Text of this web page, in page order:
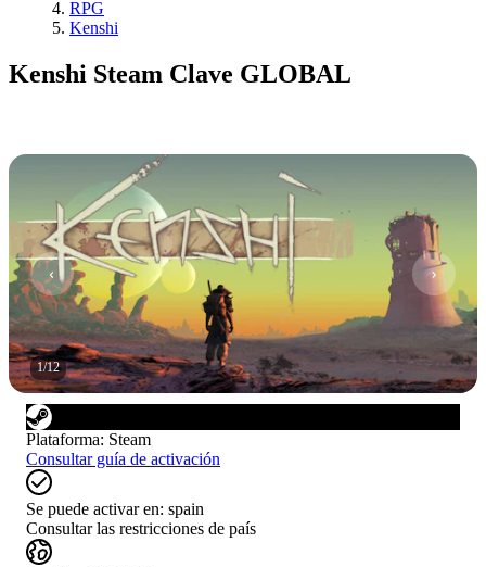
RPG
Kenshi
Kenshi Steam Clave GLOBAL
1/12
Plataforma: Steam
Consultar guía de activación
Se puede activar en: spain
Consultar las restricciones de país